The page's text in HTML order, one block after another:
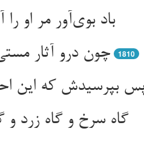
باد بوی‌آور مر
چون درو آثار
1810
بپرسیدش که این
گاه سرخ و گاه زرد